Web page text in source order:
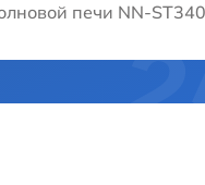
печи NN-